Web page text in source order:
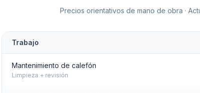
Precios orientativos de mano de obra ·
Trabajo
Mantenimiento de calefón
Limpieza + revisión